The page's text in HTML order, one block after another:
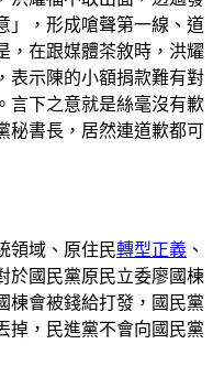
」，形成嗆聲第一線、道
，在跟媒體茶敘時，洪耀
表示陳的小額捐款難有對
言下之意就是絲毫沒有歉
秘書長，居然連道歉都可
領域、原住民轉型正義 、
於國民黨原民立委廖國棟
棟會被錢給打發，國民黨
掉，民進黨不會向國民黨